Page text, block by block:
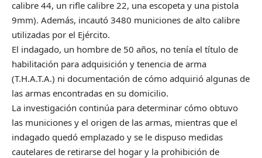
calibre 44, un rifle calibre 22, una escopeta y una pistola
9mm). Además, incautó 3480 municiones de alto calibre
utilizadas por el Ejército.
El indagado, un hombre de 50 años, no tenía el título de
habilitación para adquisición y tenencia de arma
(T.H.A.T.A.) ni documentación de cómo adquirió algunas de
las armas encontradas en su domicilio.
La investigación continúa para determinar cómo obtuvo
las municiones y el origen de las armas, mientras que el
indagado quedó emplazado y se le dispuso medidas
cautelares de retirarse del hogar y la prohibición de